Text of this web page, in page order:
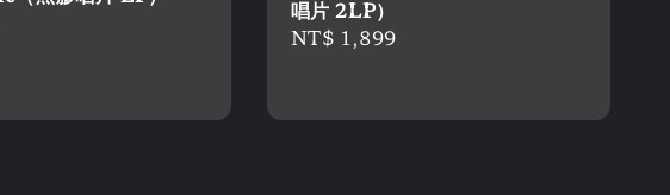
唱片 2LP）
Regular
NT$ 1,899